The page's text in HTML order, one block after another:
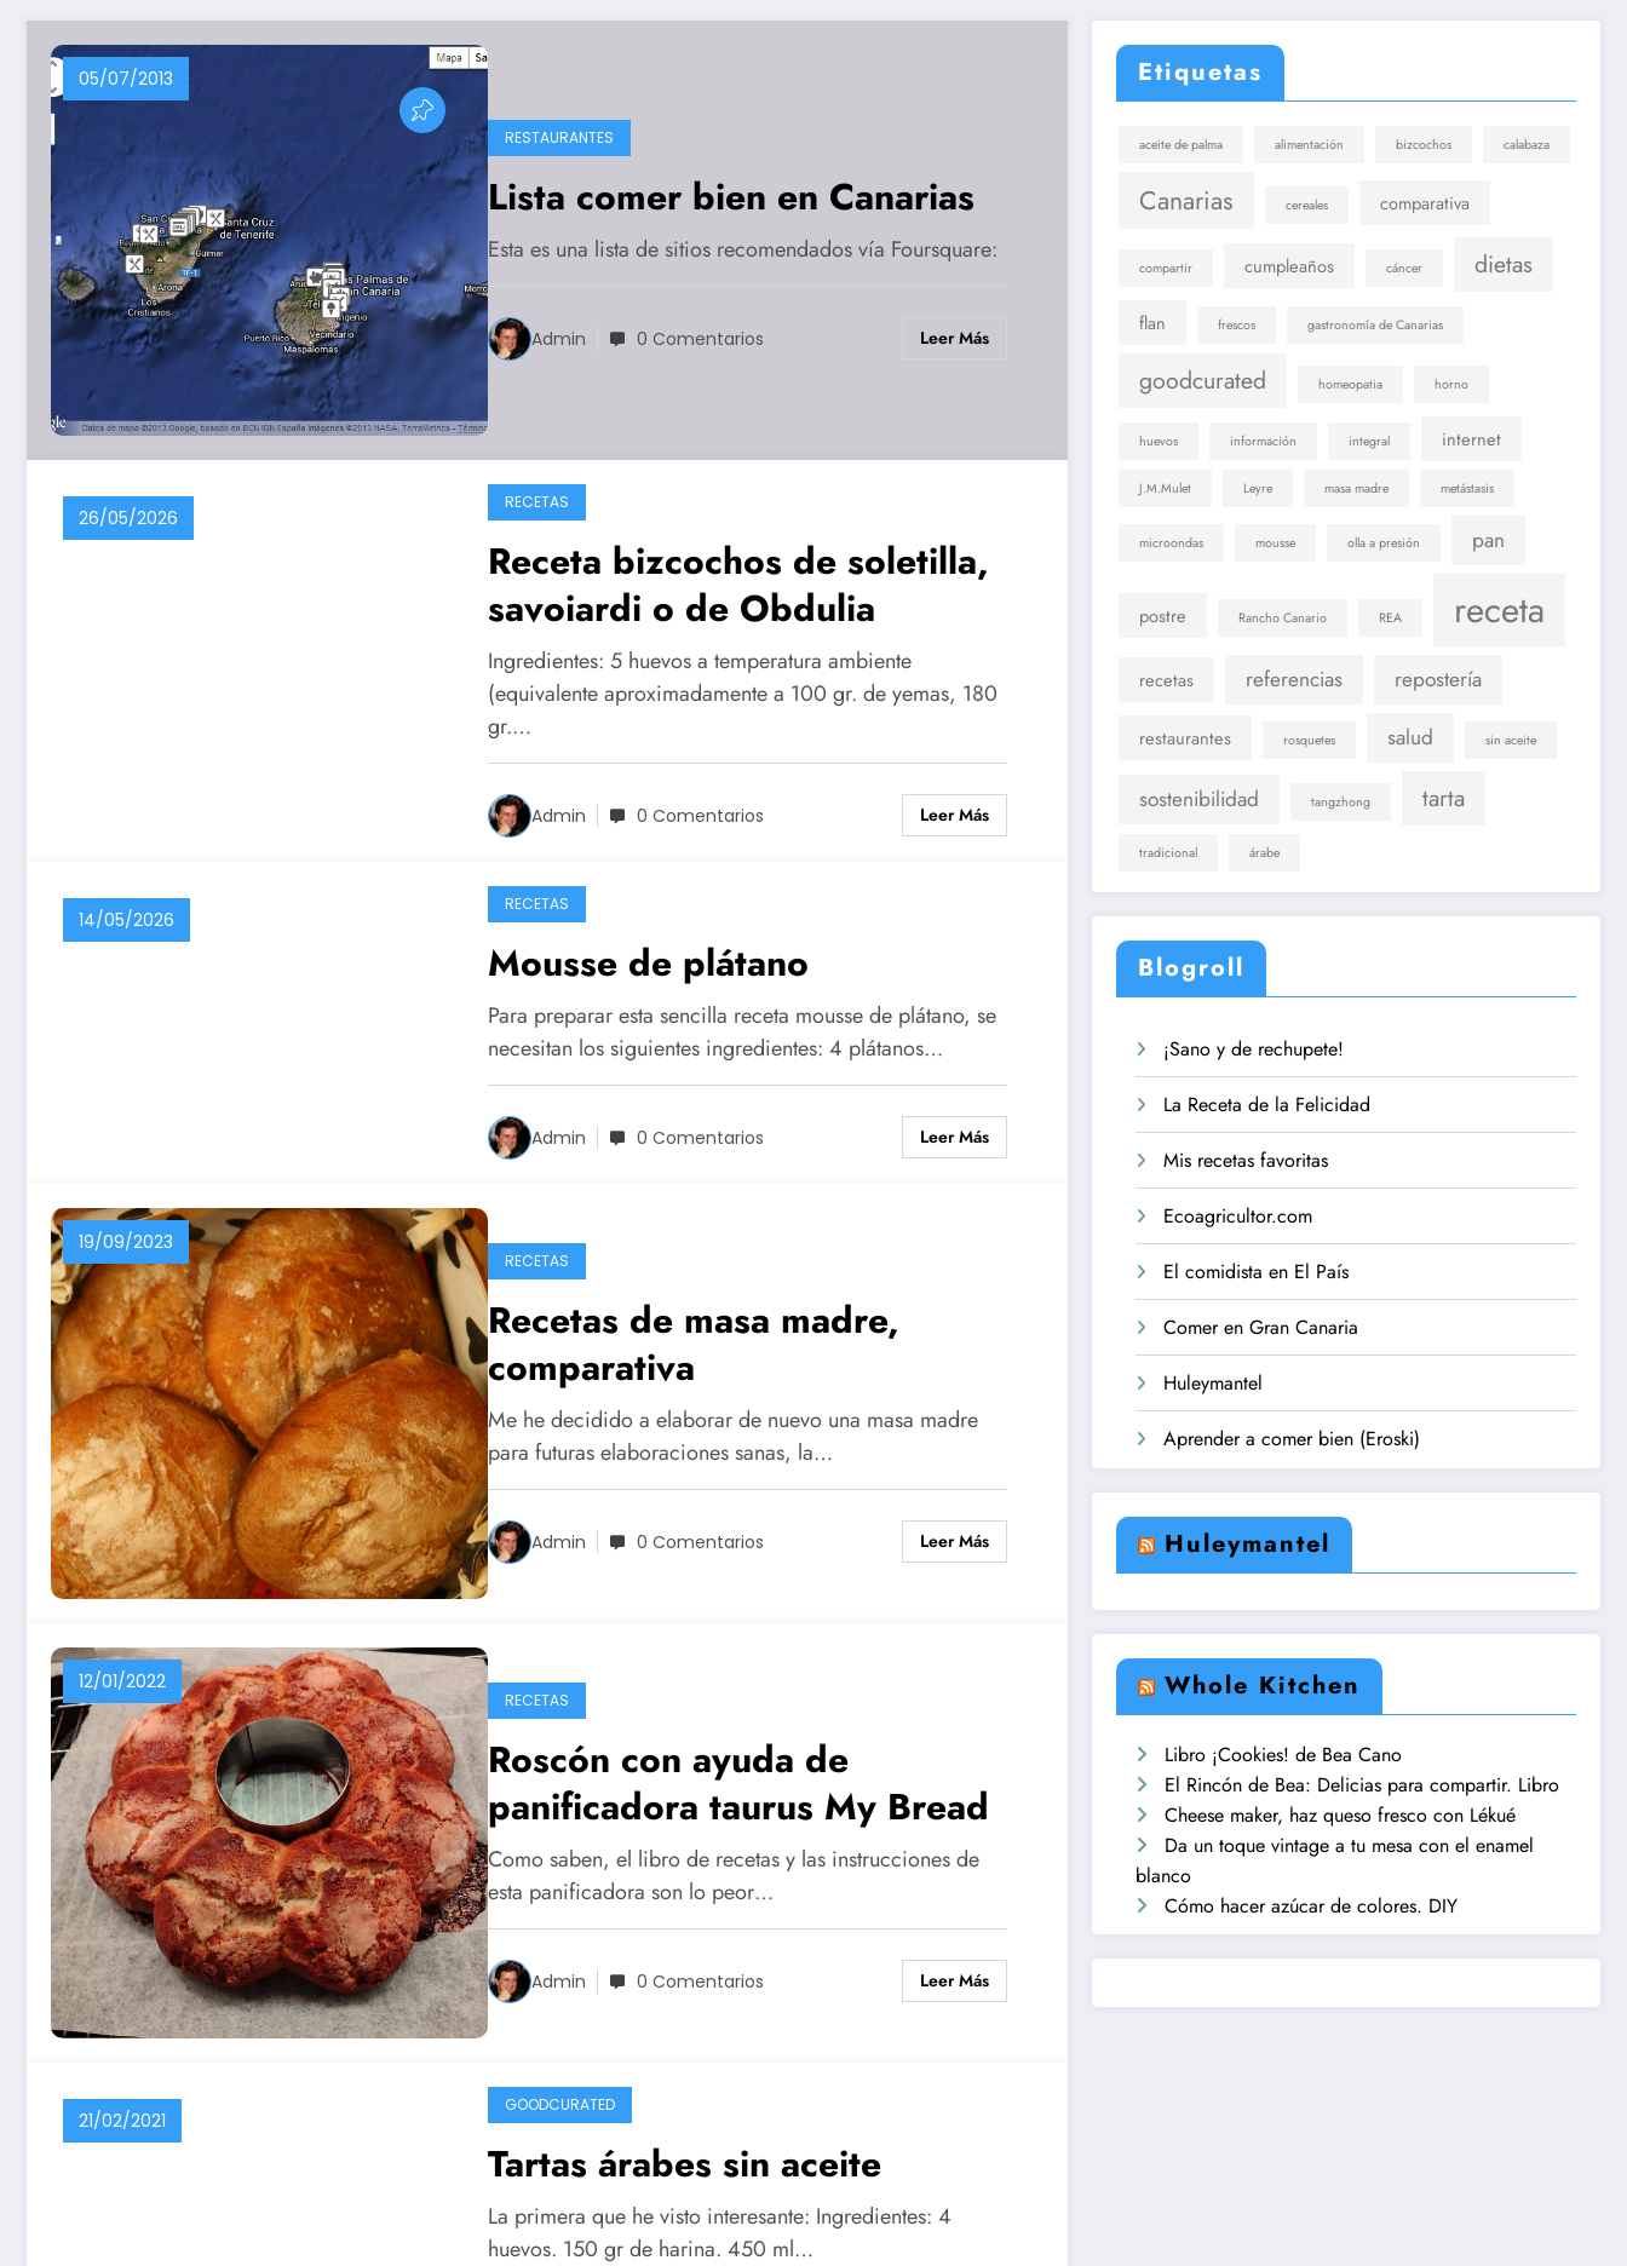
05/07/2013
RESTAURANTES
Lista comer bien en Canarias
Esta es una lista de sitios recomendados vía Foursquare:
Admin 0 Comentarios Leer Más
26/05/2026
RECETAS
Receta bizcochos de soletilla,
savoiardi o de Obdulia
Ingredientes: 5 huevos a temperatura ambiente
(equivalente aproximadamente a 100 gr. de yemas, 180
gr.…
Admin 0 Comentarios Leer Más
14/05/2026
RECETAS
Mousse de plátano
Para preparar esta sencilla receta mousse de plátano, se
necesitan los siguientes ingredientes: 4 plátanos…
Admin 0 Comentarios Leer Más
19/09/2023
RECETAS
Recetas de masa madre,
comparativa
Me he decidido a elaborar de nuevo una masa madre
para futuras elaboraciones sanas, la…
Admin 0 Comentarios Leer Más
12/01/2022
RECETAS
Roscón con ayuda de
panificadora taurus My Bread
Como saben, el libro de recetas y las instrucciones de
esta panificadora son lo peor…
Admin 0 Comentarios Leer Más
21/02/2021
GOODCURATED
Tartas árabes sin aceite
La primera que he visto interesante: Ingredientes: 4
huevos. 150 gr de harina. 450 ml…
Etiquetas
aceite de palma alimentación bizcochos calabaza
Canarias cereales comparativa
compartir cumpleaños cáncer dietas
flan frescos gastronomía de Canarias
goodcurated homeopatia horno
huevos información integral internet
J.M.Mulet Leyre masa madre metástasis
microondas mousse olla a presión pan
postre Rancho Canario REA receta
recetas referencias repostería
restaurantes rosquetes salud sin aceite
sostenibilidad tangzhong tarta
tradicional árabe
Blogroll
¡Sano y de rechupete!
La Receta de la Felicidad
Mis recetas favoritas
Ecoagricultor.com
El comidista en El País
Comer en Gran Canaria
Huleymantel
Aprender a comer bien (Eroski)
Huleymantel
Whole Kitchen
Libro ¡Cookies! de Bea Cano
El Rincón de Bea: Delicias para compartir. Libro
Cheese maker, haz queso fresco con Lékué
Da un toque vintage a tu mesa con el enamel
blanco
Cómo hacer azúcar de colores. DIY